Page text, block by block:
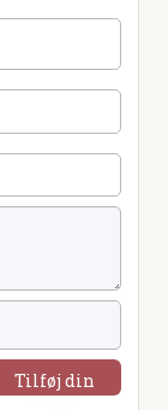
Tilføj din